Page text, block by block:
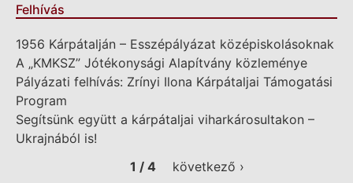
Felhívás
1956 Kárpátalján – Esszépályázat középiskolásoknak
A „KMKSZ” Jótékonysági Alapítvány közleménye
Pályázati felhívás: Zrínyi Ilona Kárpátaljai Támogatási
Program
Segítsünk együtt a kárpátaljai viharkárosultakon –
Ukrajnából is!
1 / 4
következő ›